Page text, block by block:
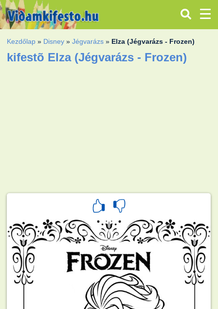
Kezdőlap » Disney »Jégvarázs » Elza (Jégvarázs - Frozen)
kifestõ Elza (Jégvarázs - Frozen)